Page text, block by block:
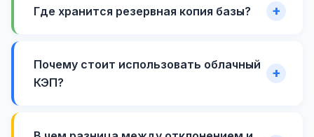
Где хранится резервная копия базы?
Почему стоит использовать облачный
КЭП?